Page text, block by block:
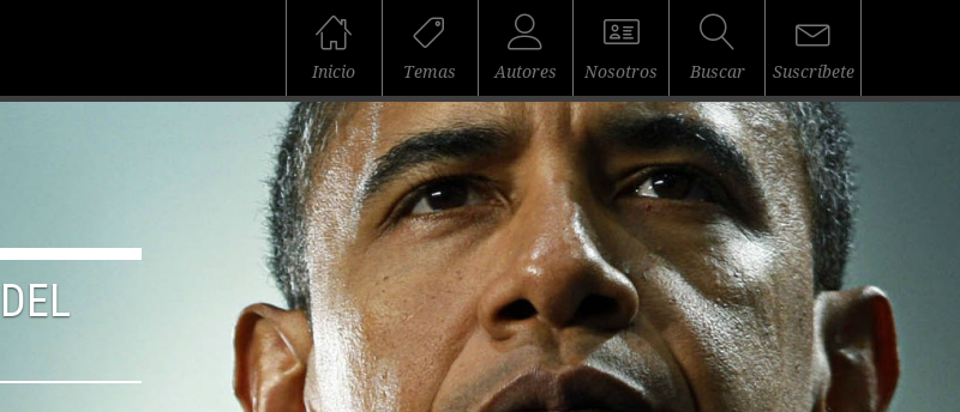
Inicio Temas Autores Nosotros Buscar Suscríbete